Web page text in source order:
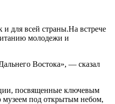
для всей страны.На встрече
молодежи и
Востока», — сказал
посвященные ключевым
музеем под открытым небом,